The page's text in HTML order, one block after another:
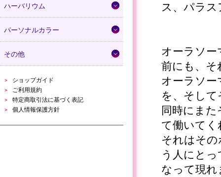
ハーバリウム
パーソナルカラー
その他
ショップガイド
ご利用規約
特定商取引法に基づく表記
個人情報保護方針
ス、パラ
オーラソ
前にも、そ
オーラソー
を、そし
同時にま
て働いて
それはそ
う人にと
なって現れ